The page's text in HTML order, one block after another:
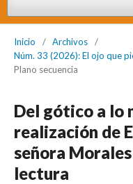
Inicio / Archivos
/
Núm. 33 (2026): El ojo que
Plano secuencia
Del gótico a lo
realización de
señora
lectura